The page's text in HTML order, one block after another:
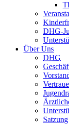
DHG-
Über Uns
DHG
Satzung